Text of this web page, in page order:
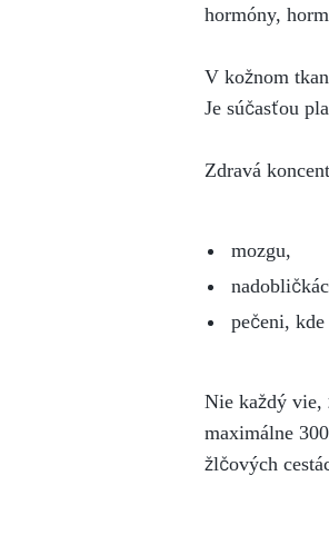
hormóny,
V kožnom
Je súčasťou
Zdravá
mozgu,
pečeni, kde
Nie každý vie,
maximálne
žlčových